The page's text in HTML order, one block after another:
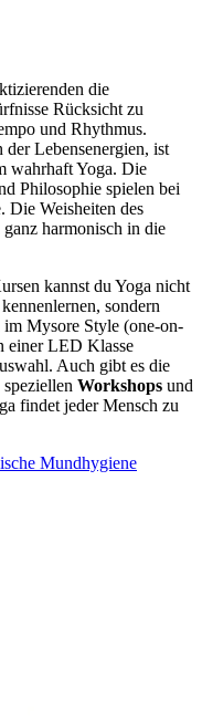
die
Rücksicht zu
und Rhythmus.
Lebensenergien, ist
wahrhaft Yoga. Die
Philosophie spielen bei
Die Weisheiten des
harmonisch in die
kannst du Yoga nicht
sondern
Mysore Style (one-on-
einer LED Klasse
Auch gibt es die
speziellen Workshops und
findet jeder Mensch zu
Mundhygiene